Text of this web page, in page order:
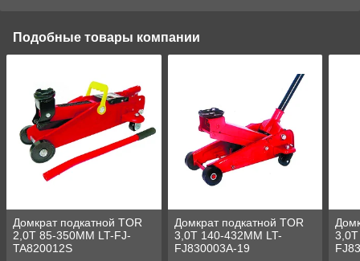
Подобные товары компании
Домкрат подкатной TOR
2,0Т 85-350MM LT-FJ-
TA820012S
Домкрат подкатной TOR
3,0Т 140-432MM LT-
FJ830003A-19